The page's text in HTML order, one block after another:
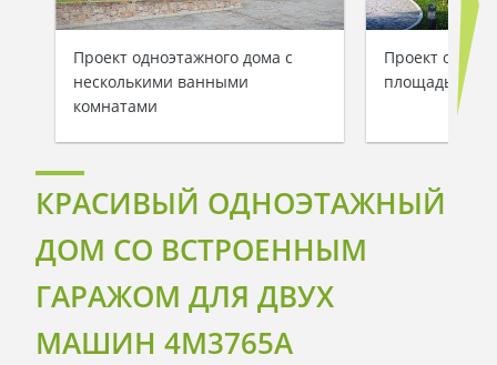
Проект одноэтажного дома с
несколькими ванными
комнатами
Проект
площадью
КРАСИВЫЙ ОДНОЭТАЖНЫЙ
ДОМ СО ВСТРОЕННЫМ
ГАРАЖОМ ДЛЯ ДВУХ
МАШИН 4M3765A